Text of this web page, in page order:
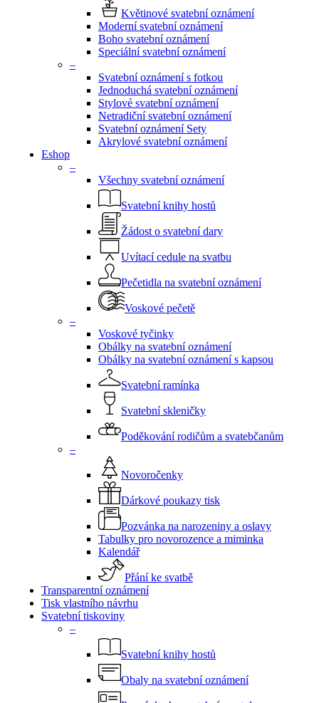
Květinové svatební oznámení
Moderní svatební oznámení
Boho svatební oznámení
Speciální svatební oznámení
–
Svatební oznámení s fotkou
Jednoduchá svatební oznámení
Stylové svatební oznámení
Netradiční svatební oznámení
Svatební oznámení Sety
Akrylové svatební oznámení
Eshop
–
Všechny svatební oznámení
Svatební knihy hostů
Žádost o svatební dary
Uvítací cedule na svatbu
Pečetidla na svatební oznámení
Voskové pečetě
–
Voskové tyčinky
Obálky na svatební oznámení
Obálky na svatební oznámení s kapsou
Svatební ramínka
Svatební skleničky
Poděkování rodičům a svatebčanům
–
Novoročenky
Dárkové poukazy tisk
Pozvánka na narozeniny a oslavy
Tabulky pro novorozence a miminka
Kalendář
Přání ke svatbě
Transparentní oznámení
Tisk vlastního návrhu
Svatební tiskoviny
–
Svatební knihy hostů
Obaly na svatební oznámení